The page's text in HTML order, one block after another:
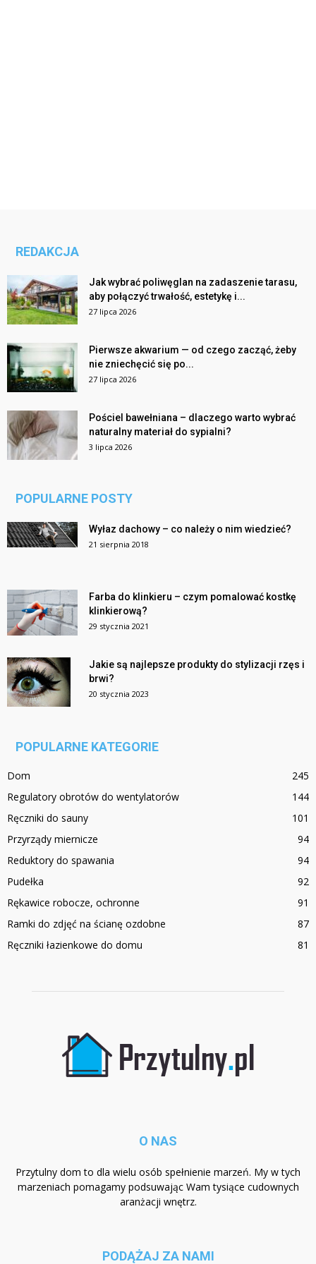
REDAKCJA
Jak wybrać poliwęglan na zadaszenie tarasu,
aby połączyć trwałość, estetykę i...
27 lipca 2026
Pierwsze akwarium — od czego zacząć, żeby
nie zniechęcić się po...
27 lipca 2026
Pościel bawełniana – dlaczego warto wybrać
naturalny materiał do sypialni?
3 lipca 2026
POPULARNE POSTY
Wyłaz dachowy – co należy o nim wiedzieć?
21 sierpnia 2018
Farba do klinkieru – czym pomalować kostkę
klinkierową?
29 stycznia 2021
Jakie są najlepsze produkty do stylizacji rzęs i
brwi?
20 stycznia 2023
POPULARNE KATEGORIE
Dom
245
Regulatory obrotów do wentylatorów
144
Ręczniki do sauny
101
Przyrządy miernicze
94
Reduktory do spawania
94
Pudełka
92
Rękawice robocze, ochronne
91
Ramki do zdjęć na ścianę ozdobne
87
Ręczniki łazienkowe do domu
81
O NAS
Przytulny dom to dla wielu osób spełnienie marzeń. My w tych
marzeniach pomagamy podsuwając Wam tysiące cudownych
aranżacji wnętrz.
PODĄŻAJ ZA NAMI